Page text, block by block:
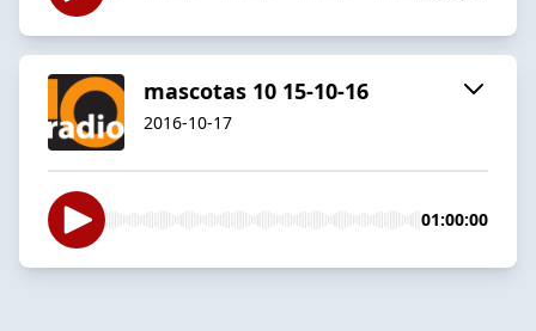
mascotas 10 15-10-16
2016-10-17
01:00:00